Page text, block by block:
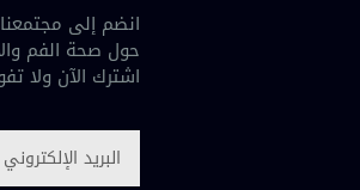
انضم إلى
حول صحة الفم
اشترك الآن ولا